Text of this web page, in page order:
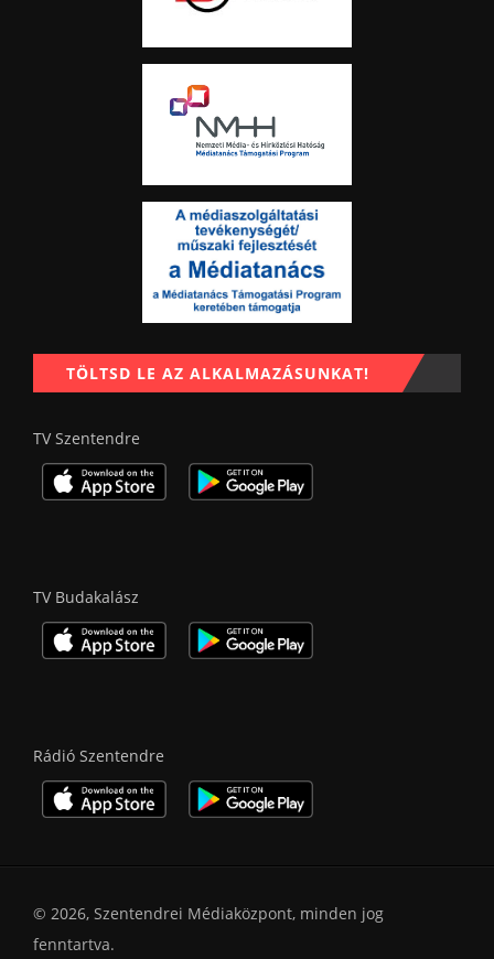
TÖLTSD LE AZ ALKALMAZÁSUNKAT!
TV Szentendre
TV Budakalász
Rádió Szentendre
© 2026, Szentendrei Médiaközpont, minden jog
fenntartva.